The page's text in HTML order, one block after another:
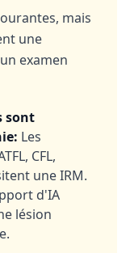
mais
une
examen
sont
: Les
CFL,
une IRM.
d'IA
lésion